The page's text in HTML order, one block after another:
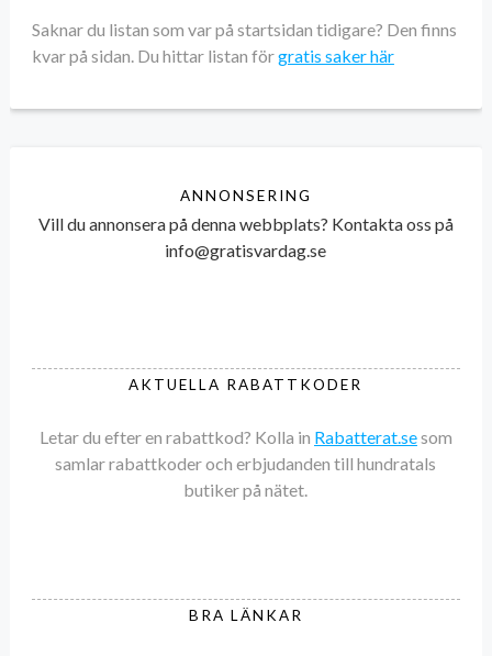
Saknar du listan som var på startsidan tidigare? Den finns
kvar på sidan. Du hittar listan förgratis saker här
ANNONSERING
Vill du annonsera på denna webbplats? Kontakta oss på
info@gratisvardag.se
AKTUELLA RABATTKODER
Letar du efter en rabattkod? Kolla in Rabatterat.sesom
samlar rabattkoder och erbjudanden till hundratals
butiker på nätet.
BRA LÄNKAR